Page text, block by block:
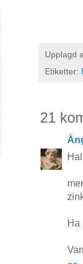
Upplagd
Etiketter:
21
Ha